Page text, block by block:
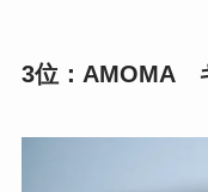
3位：AMOMA